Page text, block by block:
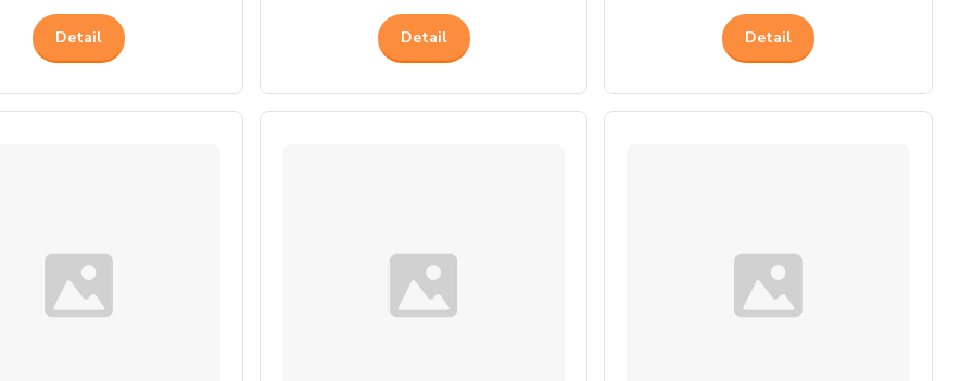
Detail Detail Detail